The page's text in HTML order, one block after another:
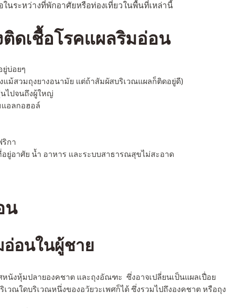
นระหว่างที่พักอาศัยหรือท่องเที่ยวในพื้นที่เหล่านี้
ดเชื้อโรคแผลริมอ่อน
บ่อยๆ
แม้สวมถุงยางอนามัย แต่ถ้าสัมผัสบริเวณแผลก็ติดอยู่ดี)
ไปจนถึงผู้ใหญ่
แอลกอฮอล์
กา
ยู่อาศัย น้ำ อาหาร และระบบสาธารณสุขไม่สะอาด
น
อ่อนในผู้ชาย
นังหุ้มปลายองคชาต และถุงอัณฑะ ซึ่งอาจเปลี่ยนเป็นแผลเปื่อย
วณใดบริเวณหนึ่งของอวัยวะเพศก็ได้ ซึ่งรวมไปถึงองคชาต หรือถุง